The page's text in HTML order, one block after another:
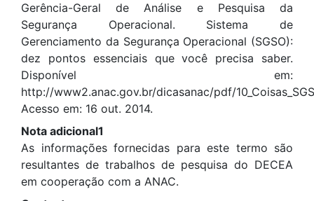
Gerência-Geral de Análise e Pesquisa da
Segurança Operacional. Sistema de
Gerenciamento da Segurança Operacional (SGSO):
dez pontos essenciais que você precisa saber.
Disponível em:
http://www2.anac.gov.br/dicasanac/pdf/
Acesso em: 16 out. 2014.
Nota adicional1
As informações fornecidas para este termo são
resultantes de trabalhos de pesquisa do DECEA
em cooperação com a ANAC.